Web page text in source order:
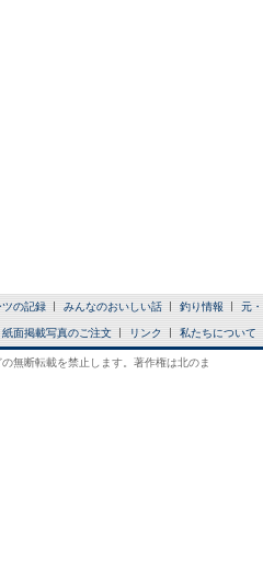
ツの記録 みんなのおいしい話 釣り情報 元
紙面掲載写真のご注文 リンク 私たちについて
無断転載を禁止します。著作権は北のま